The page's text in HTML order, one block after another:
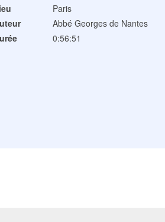
Paris
Abbé Georges de Nantes
0:56:51